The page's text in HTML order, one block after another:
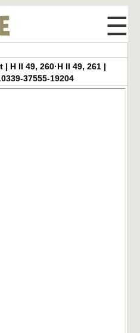
☰
H II 49, 260·H II 49, 261 |
37555-19204